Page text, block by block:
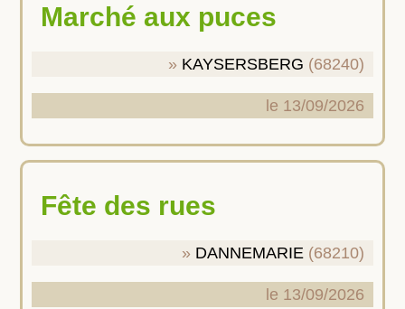
Marché aux puces
KAYSERSBERG (68240)
le 13/09/2026
Fête des rues
DANNEMARIE (68210)
le 13/09/2026